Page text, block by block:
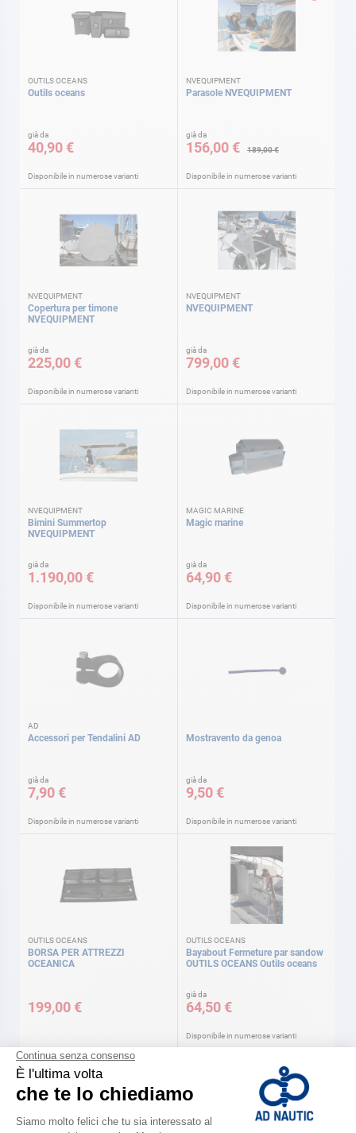
OUTILS OCEANS
Outils oceans
già da
40,90 €
Disponibile in numerose varianti
NVEQUIPMENT
Parasole NVEQUIPMENT
già da
156,00 € 189,00 €
Disponibile in numerose varianti
NVEQUIPMENT
Copertura per timone
NVEQUIPMENT
già da
225,00 €
Disponibile in numerose varianti
NVEQUIPMENT
NVEQUIPMENT
già da
799,00 €
Disponibile in numerose varianti
NVEQUIPMENT
Bimini Summertop
NVEQUIPMENT
già da
1.190,00 €
Disponibile in numerose varianti
MAGIC MARINE
Magic marine
già da
64,90 €
Disponibile in numerose varianti
AD
Accessori per Tendalini AD
già da
7,90 €
Disponibile in numerose varianti
Mostravento da genoa
già da
9,50 €
Disponibile in numerose varianti
OUTILS OCEANS
BORSA PER ATTREZZI
OCEANICA
199,00 €
OUTILS OCEANS
Bayabout Fermeture par sandow
OUTILS OCEANS Outils oceans
già da
64,50 €
Disponibile in numerose varianti